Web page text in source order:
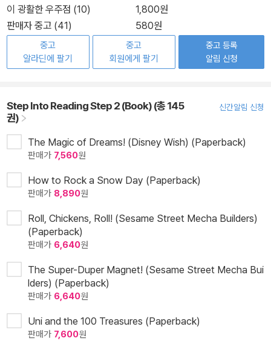
이 광활한 우주점 (10)
1,800원
판매자 중고 (41)
580원
중고
알라딘에 팔기
중고
회원에게 팔기
중고 등록
알림 신청
Step Into Reading Step 2 (Book) (총 145
권)
신간알림 신청
The Magic of Dreams! (Disney Wish) (Paperback)
판매가 7,560원
How to Rock a Snow Day (Paperback)
판매가 8,890원
Roll, Chickens, Roll! (Sesame Street Mecha Builders)
(Paperback)
판매가 6,640원
The Super-Duper Magnet! (Sesame Street Mecha Bui
lders) (Paperback)
판매가 6,640원
Uni and the 100 Treasures (Paperback)
판매가 7,600원